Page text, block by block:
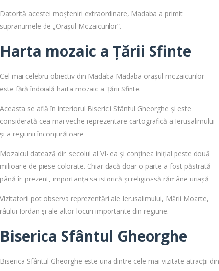
Datorită acestei moșteniri extraordinare, Madaba a primit
supranumele de „Orașul Mozaicurilor”.
Harta mozaic a Țării Sfinte
Cel mai celebru obiectiv din Madaba Madaba orașul mozaicurilor
este fără îndoială harta mozaic a Țării Sfinte.
Aceasta se află în interiorul Bisericii Sfântul Gheorghe și este
considerată cea mai veche reprezentare cartografică a Ierusalimului
și a regiunii înconjurătoare.
Mozaicul datează din secolul al VI-lea și conținea inițial peste două
milioane de piese colorate. Chiar dacă doar o parte a fost păstrată
până în prezent, importanța sa istorică și religioasă rămâne uriașă.
Vizitatorii pot observa reprezentări ale Ierusalimului, Mării Moarte,
râului Iordan și ale altor locuri importante din regiune.
Biserica Sfântul Gheorghe
Biserica Sfântul Gheorghe este una dintre cele mai vizitate atracții din